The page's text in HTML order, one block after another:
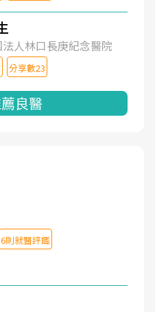
人林口長庚紀念醫院
分享數23
良醫
6則就醫評鑑